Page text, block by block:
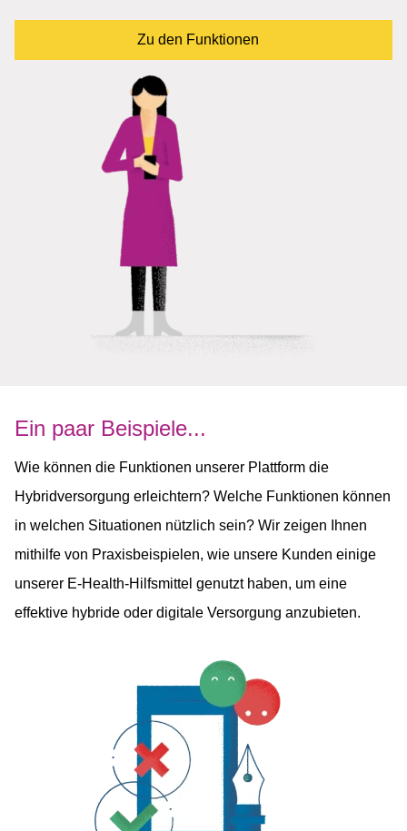
Zu den Funktionen
Ein paar Beispiele...
Wie können die Funktionen unserer Plattform die
Hybridversorgung erleichtern? Welche Funktionen können
in welchen Situationen nützlich sein? Wir zeigen Ihnen
mithilfe von Praxisbeispielen, wie unsere Kunden einige
unserer E-Health-Hilfsmittel genutzt haben, um eine
effektive hybride oder digitale Versorgung anzubieten.